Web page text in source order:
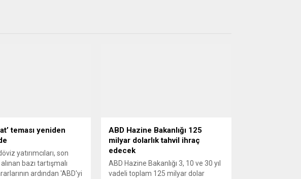
teması yeniden
yatırımcıları, son
bazı tartışmalı
ardından 'ABD'yi
ABD Hazine Bakanlığı 125
milyar dolarlık tahvil ihraç
edecek
ABD Hazine Bakanlığı 3, 10 ve 30 yıl
vadeli toplam 125 milyar dolar